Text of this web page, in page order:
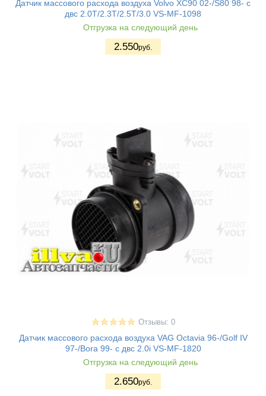
Датчик массового расхода воздуха Volvo XC90 02-/S80 98- с
двс 2.0T/2.3T/2.5T/3.0 VS-MF-1098
Отгрузка на следующий день
2.550руб.
Отзывы: 0
Датчик массового расхода воздуха VAG Octavia 96-/Golf IV
97-/Bora 99- с двс 2.0i VS-MF-1820
Отгрузка на следующий день
2.650руб.